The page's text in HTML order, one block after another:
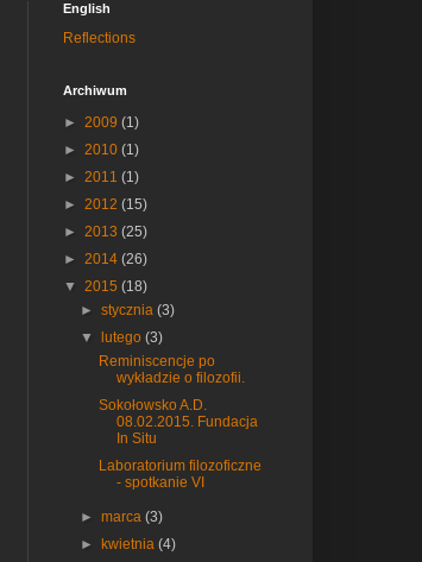
English
Reflections
Archiwum
► 2009 (1)
► 2010 (1)
► 2011 (1)
► 2012 (15)
► 2013 (25)
► 2014 (26)
▼ 2015 (18)
►stycznia(3)
▼
lutego(3)
Reminiscencje po
wykładzie o filozofii.
Sokołowsko A.D.
08.02.2015. Fundacja
In Situ
Laboratorium filozoficzne
- spotkanie VI
►marca(3)
►
kwietnia(4)